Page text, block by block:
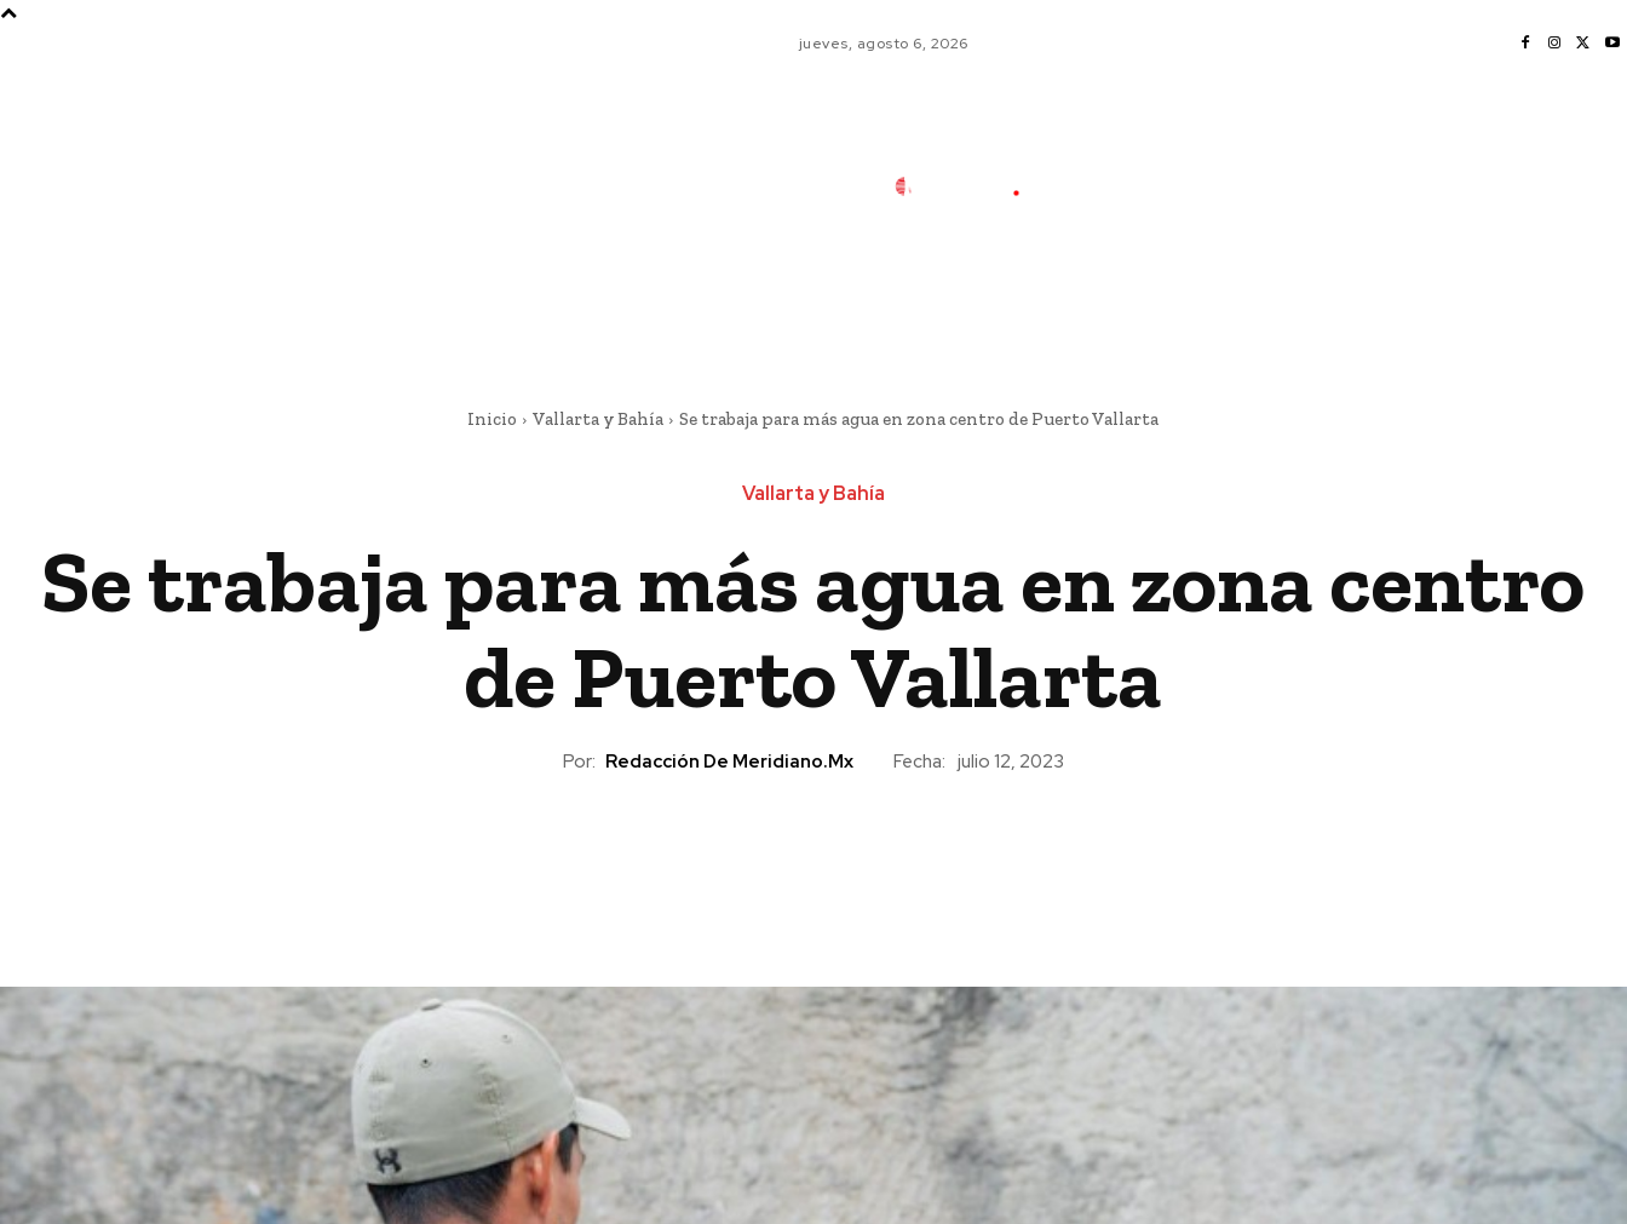
jueves, agosto 6, 2026
Inicio Vallarta y Bahía Se trabaja para más agua en zona centro de Puerto Vallarta
Vallarta y Bahía
Se trabaja para más agua en zona centro
de Puerto Vallarta
Por: Redacción De Meridiano.mx Fecha: julio 12, 2023